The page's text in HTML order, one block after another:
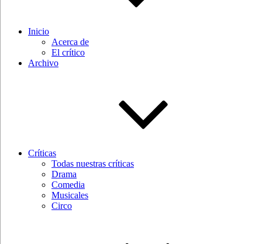
Inicio
Acerca de
El crítico
Archivo
Críticas
Todas nuestras críticas
Drama
Comedia
Musicales
Circo